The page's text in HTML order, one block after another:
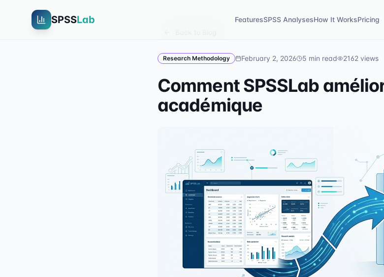
SPSSLab FeaturesSPSS AnalysesHow It WorksPricing
Research Methodology February 2, 2026 5 min read 2162 views
Comment SPSSLab
académique